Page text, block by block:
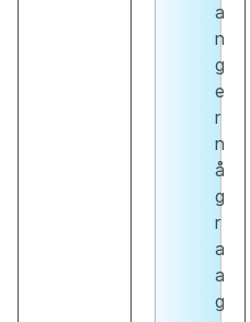
a
n
g
e
r
n
å
g
r
a
a
g